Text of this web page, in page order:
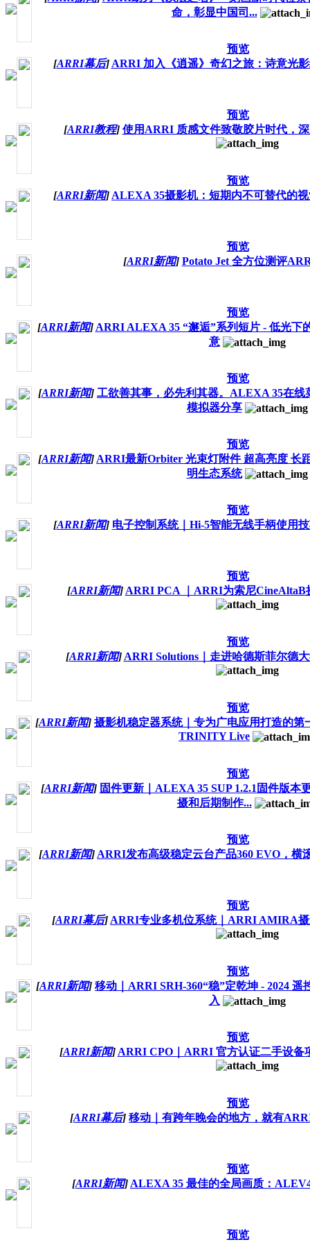
命，彰显中国司...
预览
[ARRI幕后] ARRI 加入《逍遥》奇幻之旅：诗意光
预览
[ARRI教程] 使用ARRI 质感文件致敬胶片时代，
预览
[ARRI新闻] ALEXA 35摄影机：短期内不可替代的
预览
[ARRI新闻] Potato Jet 全方位测评
预览
[ARRI新闻] ARRI ALEXA 35 “邂逅”系列短片 - 低光下
意
预览
[ARRI新闻] 工欲善其事，必先利其器。ALEXA 35在
模拟器分享
预览
[ARRI新闻] ARRI最新Orbiter 光束灯附件 超高亮度 长
明生态系统
预览
[ARRI新闻] 电子控制系统｜Hi-5智能无线手柄使用
预览
[ARRI新闻] ARRI PCA ｜ARRI为索尼CineAltaB
预览
[ARRI新闻] ARRI Solutions｜走进哈德斯菲尔德
预览
[ARRI新闻] 摄影机稳定器系统｜专为广电应用打造的
TRINITY Live
预览
[ARRI新闻] 固件更新｜ALEXA 35 SUP 1.2.1固件版本
摄和后期制作...
预览
[ARRI新闻] ARRI发布高级稳定云台产品360 EVO，横
预览
[ARRI幕后] ARRI专业多机位系统｜ARRI AMIRA
预览
[ARRI新闻] 移动｜ARRI SRH-360“稳”定乾坤 - 2024
入
预览
[ARRI新闻] ARRI CPO｜ARRI 官方认证二手设备
预览
[ARRI幕后] 移动｜有跨年晚会的地方，就有
预览
[ARRI新闻] ALEXA 35 最佳的全局画质：
预览